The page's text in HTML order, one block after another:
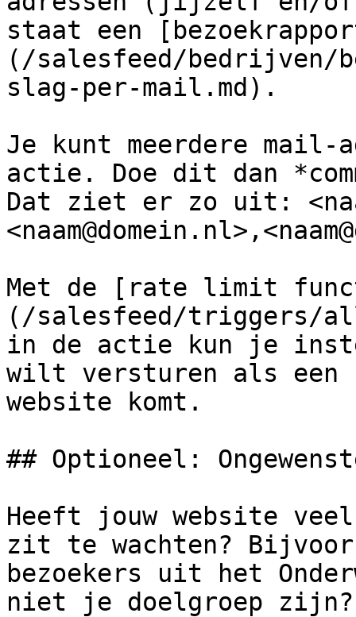
staat een
(/salesfeed/bedrijven/
slag-per-mail.md).
Je kunt meerdere mail-
actie. Doe dit dan
Dat ziet er zo uit:
Met de [rate limit
(/salesfeed/triggers/
in de actie kun je
wilt versturen als
website komt.
## Optioneel:
Heeft jouw website
zit te wachten?
bezoekers uit het
niet je doelgroep zijn?